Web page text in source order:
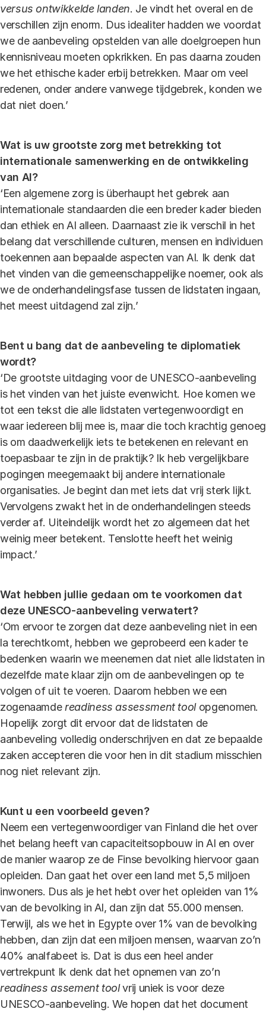
versus ontwikkelde landen. Je vindt het overal en de
verschillen zijn enorm. Dus idealiter hadden we voordat
we de aanbeveling opstelden van alle doelgroepen hun
kennisniveau moeten opkrikken. En pas daarna zouden
we het ethische kader erbij betrekken. Maar om veel
redenen, onder andere vanwege tijdgebrek, konden we
dat niet doen.’
Wat is uw grootste zorg met betrekking tot
internationale samenwerking en de ontwikkeling
van AI?
‘Een algemene zorg is überhaupt het gebrek aan
internationale standaarden die een breder kader bieden
dan ethiek en AI alleen. Daarnaast zie ik verschil in het
belang dat verschillende culturen, mensen en individuen
toekennen aan bepaalde aspecten van AI. Ik denk dat
het vinden van die gemeenschappelijke noemer, ook als
we de onderhandelingsfase tussen de lidstaten ingaan,
het meest uitdagend zal zijn.’
Bent u bang dat de aanbeveling te diplomatiek
wordt?
‘De grootste uitdaging voor de UNESCO-aanbeveling
is het vinden van het juiste evenwicht. Hoe komen we
tot een tekst die alle lidstaten vertegenwoordigt en
waar iedereen blij mee is, maar die toch krachtig genoeg
is om daadwerkelijk iets te betekenen en relevant en
toepasbaar te zijn in de praktijk? Ik heb vergelijkbare
pogingen meegemaakt bij andere internationale
organisaties. Je begint dan met iets dat vrij sterk lijkt.
Vervolgens zwakt het in de onderhandelingen steeds
verder af. Uiteindelijk wordt het zo algemeen dat het
weinig meer betekent. Tenslotte heeft het weinig
impact.’
Wat hebben jullie gedaan om te voorkomen dat
deze UNESCO-aanbeveling verwatert?
‘Om ervoor te zorgen dat deze aanbeveling niet in een
la terechtkomt, hebben we geprobeerd een kader te
bedenken waarin we meenemen dat niet alle lidstaten in
dezelfde mate klaar zijn om de aanbevelingen op te
volgen of uit te voeren. Daarom hebben we een
zogenaamdereadiness assessment toolopgenomen.
Hopelijk zorgt dit ervoor dat de lidstaten de
aanbeveling volledig onderschrijven en dat ze bepaalde
zaken accepteren die voor hen in dit stadium misschien
nog niet relevant zijn.
Kunt u een voorbeeld geven?
Neem een vertegenwoordiger van Finland die het over
het belang heeft van capaciteitsopbouw in AI en over
de manier waarop ze de Finse bevolking hiervoor gaan
opleiden. Dan gaat het over een land met 5,5 miljoen
inwoners. Dus als je het hebt over het opleiden van 1%
van de bevolking in AI, dan zijn dat 55.000 mensen.
Terwijl, als we het in Egypte over 1% van de bevolking
hebben, dan zijn dat een miljoen mensen, waarvan zo’n
40% analfabeet is. Dat is dus een heel ander
vertrekpunt Ik denk dat het opnemen van zo’n
readiness assement toolvrij uniek is voor deze
UNESCO-aanbeveling. We hopen dat het document